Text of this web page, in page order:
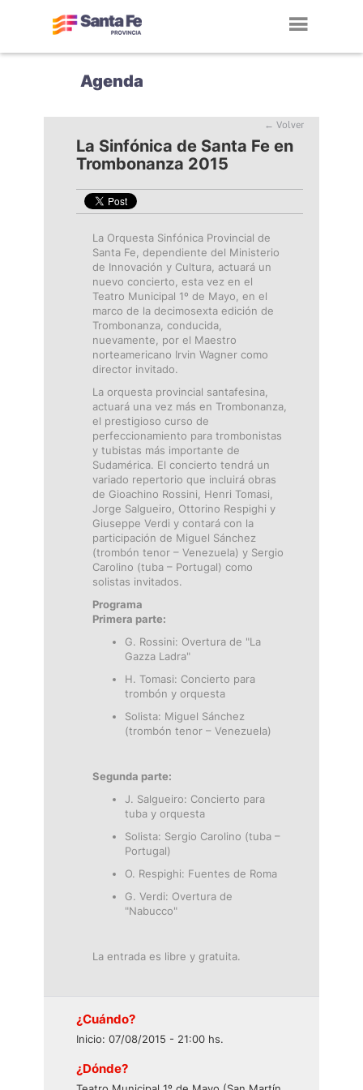
Agenda
← Volver
La Sinfónica de Santa Fe en
Trombonanza 2015
La Orquesta Sinfónica Provincial de
Santa Fe, dependiente del Ministerio
de Innovación y Cultura, actuará un
nuevo concierto, esta vez en el
Teatro Municipal 1º de Mayo, en el
marco de la decimosexta edición de
Trombonanza, conducida,
nuevamente, por el Maestro
norteamericano Irvin Wagner como
director invitado.
La orquesta provincial santafesina,
actuará una vez más en Trombonanza,
el prestigioso curso de
perfeccionamiento para trombonistas
y tubistas más importante de
Sudamérica. El concierto tendrá un
variado repertorio que incluirá obras
de Gioachino Rossini, Henri Tomasi,
Jorge Salgueiro, Ottorino Respighi y
Giuseppe Verdi y contará con la
participación de Miguel Sánchez
(trombón tenor – Venezuela) y Sergio
Carolino (tuba – Portugal) como
solistas invitados.
Programa
Primera parte:
G. Rossini: Overtura de "La
Gazza Ladra"
H. Tomasi: Concierto para
trombón y orquesta
Solista: Miguel Sánchez
(trombón tenor – Venezuela)
Segunda parte:
J. Salgueiro: Concierto para
tuba y orquesta
Solista: Sergio Carolino (tuba –
Portugal)
O. Respighi: Fuentes de Roma
G. Verdi: Overtura de
"Nabucco"
La entrada es libre y gratuita.
¿Cuándo?
Inicio: 07/08/2015 - 21:00 hs.
¿Dónde?